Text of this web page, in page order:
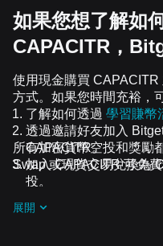
如果您想了解如
CAPACITR，
使用現金購買
方式。如果您時間充裕，
了解如何透過 學習賺幣
透過邀請好友加入
CAPACITR。
加入 CAPACITR 可免
投。
所有加密貨幣空投和獎勵
Swap 或現貨交易兌換為
展開